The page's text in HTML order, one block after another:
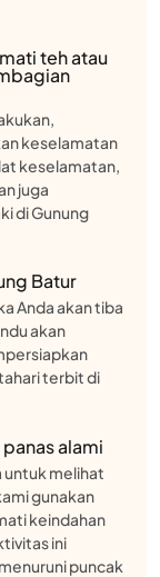
teh atau
keselamatan
keselamatan,
juga
di Gunung
Batur
Anda akan tiba
akan
terbit di
alami
untuk melihat
gunakan
keindahan
ini
puncak